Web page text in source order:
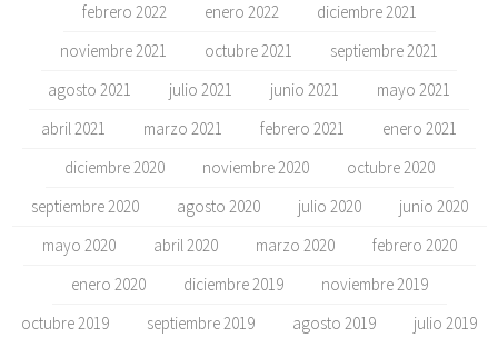
febrero 2022
enero 2022
diciembre 2021
noviembre 2021
octubre 2021
septiembre 2021
agosto 2021
julio 2021 junio 2021
mayo 2021
abril 2021
marzo 2021 febrero 2021
enero 2021
diciembre 2020
noviembre 2020
octubre 2020
septiembre 2020
agosto 2020 julio 2020
junio 2020
mayo 2020
abril 2020 marzo 2020
febrero 2020
enero 2020
diciembre 2019
noviembre 2019
octubre 2019
septiembre 2019 agosto 2019
julio 2019